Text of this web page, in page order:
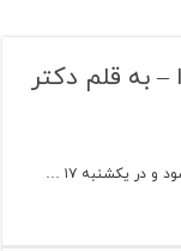
به قلم دکتر